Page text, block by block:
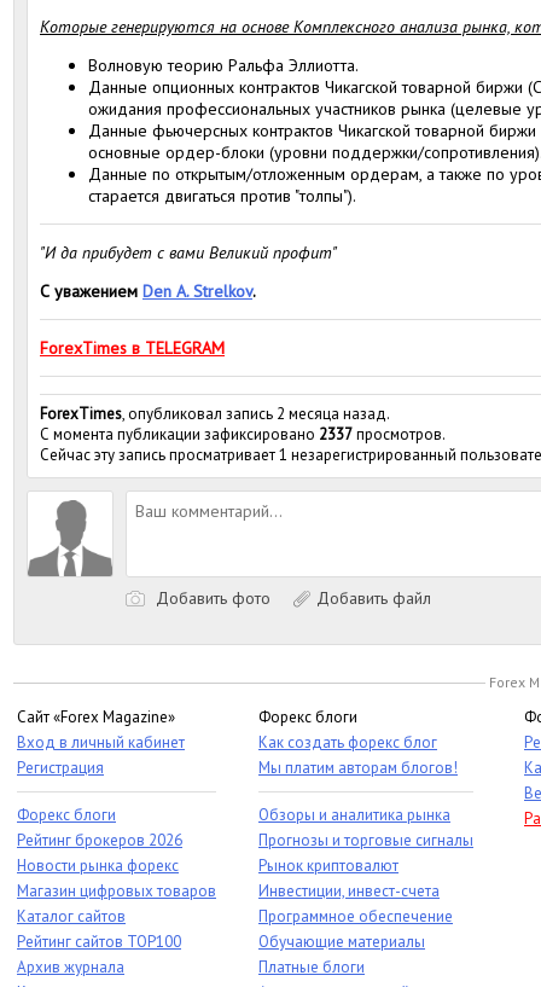
Которые генерируются на основе Комплексного анализа рынка,
Волновую теорию Ральфа Эллиотта.
Данные опционных контрактов Чикагской товарной биржи
ожидания профессиональных участников рынка (целевые
Данные фьючерсных контрактов Чикагской товарной
основные ордер-блоки (уровни поддержки/
Данные по открытым/отложенным ордерам, а также по
старается двигаться против "толпы").
"И да прибудет с вами Великий профит"
С уважением Den A. Strelkov.
ForexTimes в TELEGRAM
ForexTimes, опубликовал запись 2 месяца назад.
С момента публикации зафиксировано 2337просмотров.
Сейчас эту запись просматривает 1 незарегистрированный
Добавить фото Добавить файл
Forex
Сайт «Forex Magazine»
Вход в личный кабинет
Регистрация
Форекс блоги
Рейтинг брокеров 2026
Новости рынка форекс
Магазин цифровых товаров
Каталог сайтов
Рейтинг сайтов TOP100
Архив журнала
Форекс блоги
Как создать форекс блог
Мы платим авторам блогов!
Обзоры и аналитика рынка
Прогнозы и торговые сигналы
Рынок криптовалют
Инвестиции, инвест-счета
Программное обеспечение
Обучающие материалы
Платные блоги